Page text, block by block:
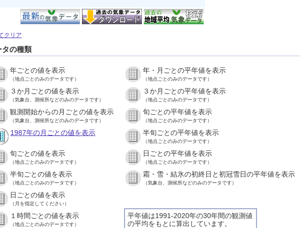
クリア
タの種類
年ごとの値を表示
（地点ごとのみのデータです）
年・月ごとの平年値を表示
（地点ごとのみのデータです）
３か月ごとの値を表示
（気象台、測候所などのみのデータです）
３か月ごとの平年値を表示
（地点ごとのみのデータです）
観測開始からの月ごとの値を表示
（気象台、測候所などのみのデータです）
旬ごとの平年値を表示
（地点ごとのみのデータです）
1987年の月ごとの値を表示 半旬ごとの平年値を表示
（地点ごとのみのデータです）
旬ごとの値を表示
（地点ごとのみのデータです）
日ごとの平年値を表示
（地点ごとのみのデータです）
半旬ごとの値を表示
（地点ごとのみのデータです）
霜・雪・結氷の初終日と初冠雪日の平年値を表示
（気象台、測候所などのみのデータです）
日ごとの値を表示
（月を指定してください）
平年値は1991-2020年の30年間の観測値
の平均をもとに算出しています。
１時間ごとの値を表示
（地点ごとのみのデータです）